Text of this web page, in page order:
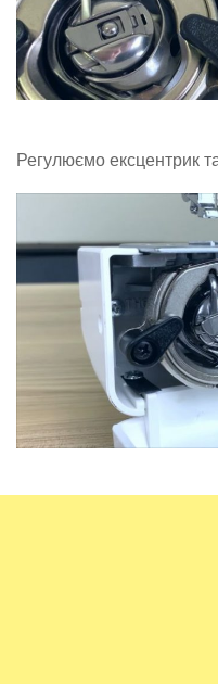
Регулюємо ексцентрик